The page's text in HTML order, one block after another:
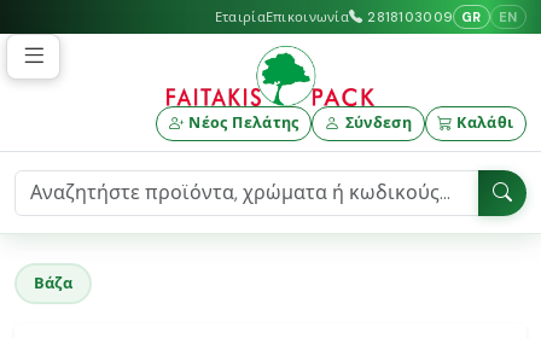
ΕταιρίαΕπικοινωνία 2818103009 GR EN
Νέος Πελάτης Σύνδεση Καλάθι
Βάζα